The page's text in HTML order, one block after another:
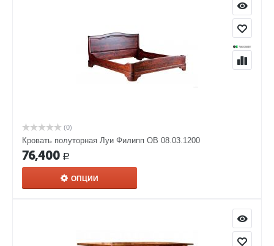
(0)
Кровать полуторная Луи Филипп ОВ 08.03.1200
76,400 Р
ОПЦИИ